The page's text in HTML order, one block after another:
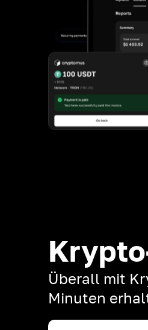
Überall mit
Minuten